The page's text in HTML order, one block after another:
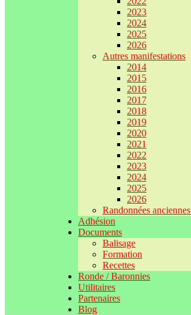
2023
2024
2025
2026
Autres manifestations
2014
2015
2016
2017
2018
2019
2020
2021
2022
2023
2024
2025
2026
Randonnées anciennes
Adhésion
Documents
Balisage
Formation
Recettes
Ronde / Baronnies
Utilitaires
Partenaires
Blog